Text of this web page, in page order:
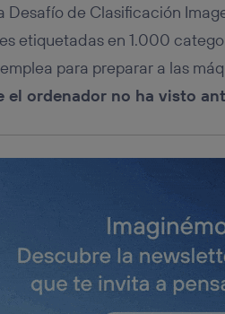
Desafío de Clasificación
etiquetadas en 1.000
para preparar a las
el ordenador no ha visto